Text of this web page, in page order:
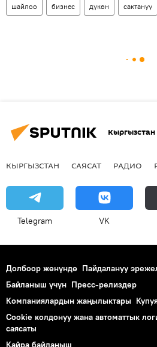
шайлоо бизнес дүкөн сактануу
Кыргызстан
КЫРГЫЗСТАН САЯСАТ РАДИО
Telegram VK
Долбоор жөнүндө Пайдалануу
Байланыш үчүн Пресс-релиздер
Компаниялардын жаңылыктары
Cookie колдонуу жана автоматтык
саясаты
Кайра байланыш